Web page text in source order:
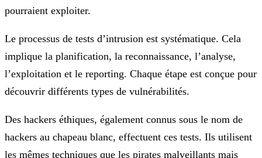
pourraient exploiter.
Le processus de tests d’intrusion est systématique. Cela
implique la planification, la reconnaissance, l’analyse,
l’exploitation et le reporting. Chaque étape est conçue pour
découvrir différents types de vulnérabilités.
Des hackers éthiques, également connus sous le nom de
hackers au chapeau blanc, effectuent ces tests. Ils utilisent
les mêmes techniques que les pirates malveillants mais